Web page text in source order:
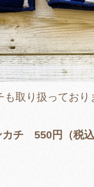
も取り扱っており
チ 550円（税込